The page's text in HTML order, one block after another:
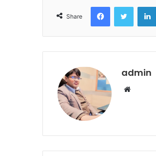
Share
FacebookTwitter
admin
Website